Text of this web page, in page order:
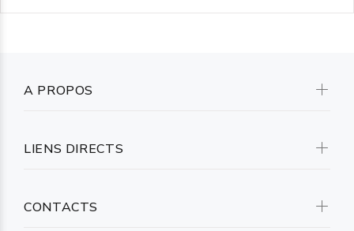
A PROPOS
LIENS DIRECTS
CONTACTS